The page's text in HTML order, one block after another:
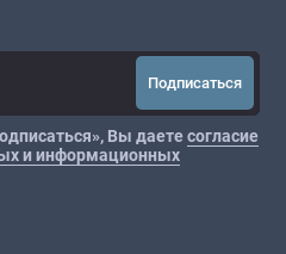
Подписаться
Вы даетесогласие
и информационных